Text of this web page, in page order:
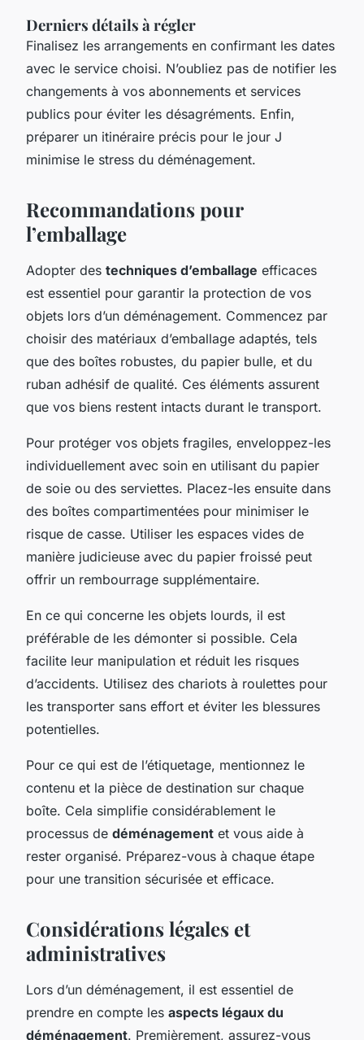
Derniers détails à régler
Finalisez les arrangements en confirmant les dates
avec le service choisi. N’oubliez pas de notifier les
changements à vos abonnements et services
publics pour éviter les désagréments. Enfin,
préparer un itinéraire précis pour le jour J
minimise le stress du déménagement.
Recommandations pour
l’emballage
Adopter des techniques d’emballage efficaces
est essentiel pour garantir la protection de vos
objets lors d’un déménagement. Commencez par
choisir des matériaux d’emballage adaptés, tels
que des boîtes robustes, du papier bulle, et du
ruban adhésif de qualité. Ces éléments assurent
que vos biens restent intacts durant le transport.
Pour protéger vos objets fragiles, enveloppez-les
individuellement avec soin en utilisant du papier
de soie ou des serviettes. Placez-les ensuite dans
des boîtes compartimentées pour minimiser le
risque de casse. Utiliser les espaces vides de
manière judicieuse avec du papier froissé peut
offrir un rembourrage supplémentaire.
En ce qui concerne les objets lourds, il est
préférable de les démonter si possible. Cela
facilite leur manipulation et réduit les risques
d’accidents. Utilisez des chariots à roulettes pour
les transporter sans effort et éviter les blessures
potentielles.
Pour ce qui est de l’étiquetage, mentionnez le
contenu et la pièce de destination sur chaque
boîte. Cela simplifie considérablement le
processus de déménagement et vous aide à
rester organisé. Préparez-vous à chaque étape
pour une transition sécurisée et efficace.
Considérations légales et
administratives
Lors d’un déménagement, il est essentiel de
prendre en compte les aspects légaux du
déménagement. Premièrement, assurez-vous